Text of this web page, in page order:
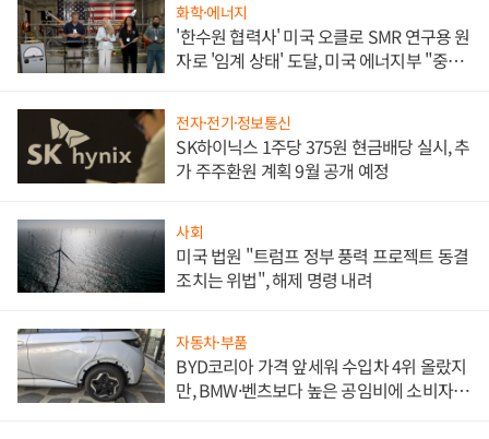
화학·에너지
'한수원 협력사' 미국 오클로 SMR 연구용 원
자로 '임계 상태' 도달, 미국 에너지부 "중요
전자·전기·정보통신
SK하이닉스 1주당 375원 현금배당 실시, 추
가 주주환원 계획 9월 공개 예정
사회
미국 법원 "트럼프 정부 풍력 프로젝트 동결
조치는 위법", 해제 명령 내려
자동차·부품
BYD코리아 가격 앞세워 수입차 4위 올랐지
만, BMW·벤츠보다 높은 공임비에 소비자